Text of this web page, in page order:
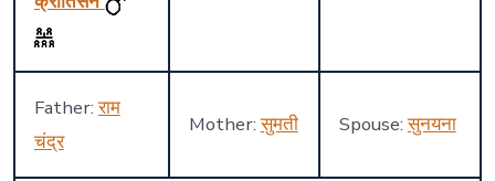
Father:राम
चंद्र
Mother:सुमती Spouse:सुनयना